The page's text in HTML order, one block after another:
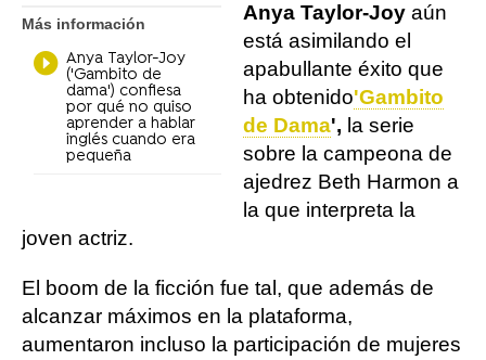
Más información
Anya Taylor-Joy
('Gambito de
dama') confiesa
por qué no quiso
aprender a hablar
inglés cuando era
pequeña
Anya Taylor-Joy aún
está asimilando el
apabullante éxito que
ha obtenido'Gambito
de Dama', la serie
sobre la campeona de
ajedrez Beth Harmon a
la que interpreta la
joven actriz.
El boom de la ficción fue tal, que además de
alcanzar máximos en la plataforma,
aumentaron incluso la participación de mujeres